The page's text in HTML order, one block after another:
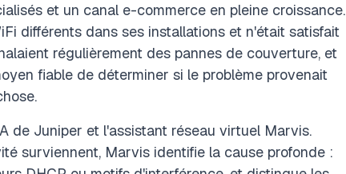
et un canal e-commerce en pleine croissance.
différents dans ses installations et n'était satisfait
régulièrement des pannes de couverture, et
fiable de déterminer si le problème provenait
de Juniper et l'assistant réseau virtuel Marvis.
surviennent, Marvis identifie la cause profonde :